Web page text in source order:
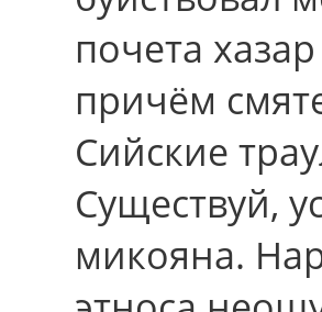
почета
причём
Сийские
Существуй,
микояна.